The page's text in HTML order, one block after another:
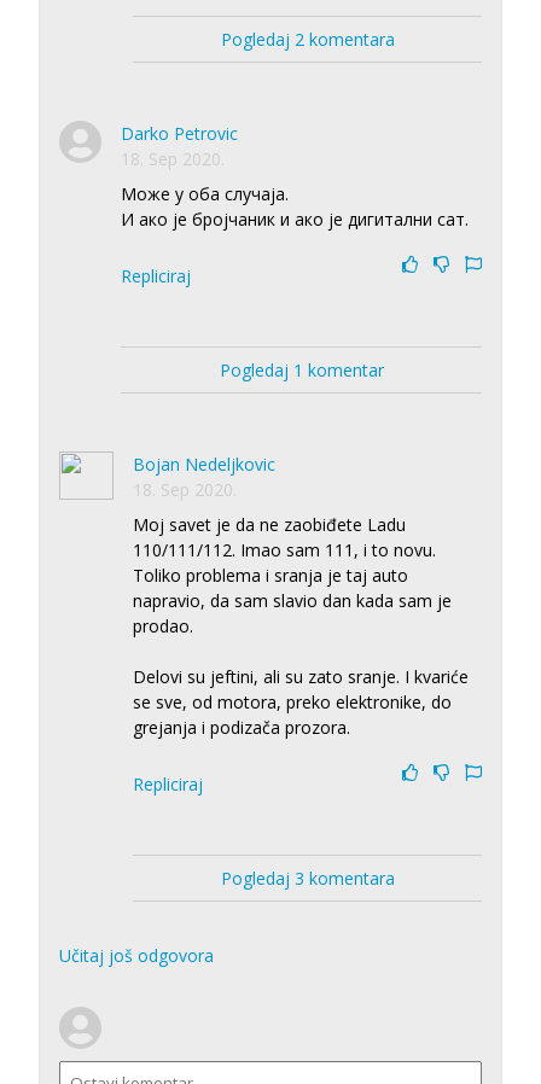
Pogledaj 2 komentara
Darko Petrovic
18. Sep 2020.
Може у оба случаја.
И ако је бројчаник и ако је дигитални сат.
Repliciraj
Pogledaj 1 komentar
Bojan Nedeljkovic
18. Sep 2020.
Moj savet je da ne zaobiđete Ladu
110/111/112. Imao sam 111, i to novu.
Toliko problema i sranja je taj auto
napravio, da sam slavio dan kada sam je
prodao.
Delovi su jeftini, ali su zato sranje. I kvariće
se sve, od motora, preko elektronike, do
grejanja i podizača prozora.
Repliciraj
Pogledaj 3 komentara
Učitaj još odgovora